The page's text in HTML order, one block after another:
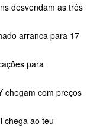
desvendam as três
arranca para 17
para
chegam com preços
chega ao teu